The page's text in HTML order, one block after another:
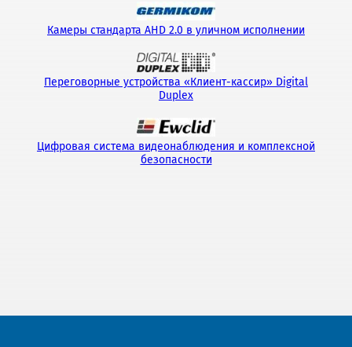
Камеры стандарта AHD 2.0 в уличном исполнении
Переговорные устройства «Клиент-кассир» Digital
Duplex
Цифровая система видеонаблюдения и комплексной
безопасности